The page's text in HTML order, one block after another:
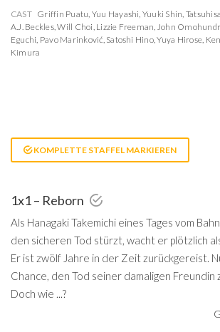
CAST Griffin Puatu, Yuu Hayashi, Yuuki Shin,
A.J. Beckles,Will Choi, Lizzie Freeman, John
Eguchi, Pavo Marinković, Satoshi Hino,Yuya Hirose,
Kimura
KOMPLETTE STAFFEL MARKIEREN
1x1 – Reborn
Als Hanagaki Takemichi eines Tages vom
den sicheren Tod stürzt, wacht er plötzlich
Er ist zwölf Jahre in der Zeit zurückgereist.
Chance, den Tod seiner damaligen Freundin
Doch wie ...?